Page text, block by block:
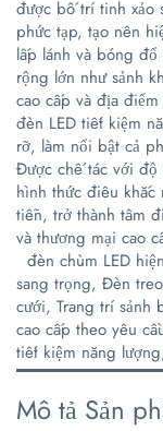
được bố trí tinh xảo
phức tạp, tạo nên
lấp lánh và bóng
rộng lớn như sảnh
cao cấp và địa
đèn LED tiết kiệm
rỡ, làm nổi bật cả
Được chế tác với độ
hình thức điêu khắc
tiễn, trở thành tâm
và thương mại cao
đèn chùm LED
sang trọng, Đèn
cưới, Trang trí sảnh
cao cấp theo yêu
tiết kiệm năng
Mô tả Sản